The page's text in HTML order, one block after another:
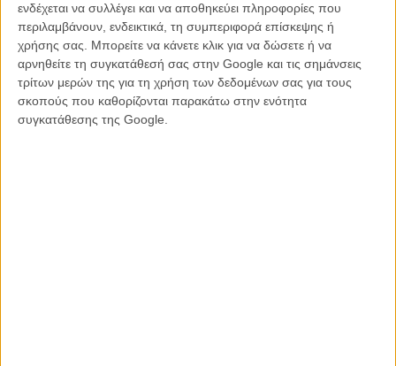
ενδέχεται να συλλέγει και να αποθηκεύει πληροφορίες που
περιλαμβάνουν, ενδεικτικά, τη συμπεριφορά επίσκεψης ή
χρήσης σας. Μπορείτε να κάνετε κλικ για να δώσετε ή να
αρνηθείτε τη συγκατάθεσή σας στην Google και τις σημάνσεις
τρίτων μερών της για τη χρήση των δεδομένων σας για τους
σκοπούς που καθορίζονται παρακάτω στην ενότητα
συγκατάθεσης της Google.
δεύτερος κυρίαρχος ως μέλος της εργατικής τάξης. Η ιστορία θα
τους οδηγήσει σε καταλήψεις και καταδιώξεις, σε λαϊκά δικαστήρια
και κρεβατοκάμαρες, αλόγιστα και ποτέ αστεία.
Ο Ρενό κι ο Κλαβιέ περιφέρονται περιμένοντας το σενάριο κι οι
ατάκες να κάνουν τη δουλειά γι' αυτούς. Οι διάλογοι, η αφήγηση και
το μοντάζ βρίσκονται όλα σε κατάσταση παροξυσμού, σε μια